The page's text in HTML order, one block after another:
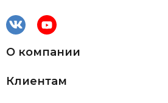
О компании
Клиентам